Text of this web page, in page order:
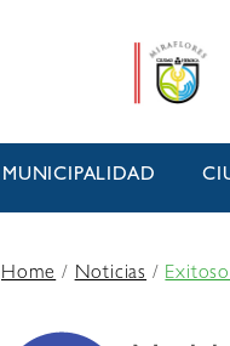
MUNICIPALIDAD
Home/Noticias /